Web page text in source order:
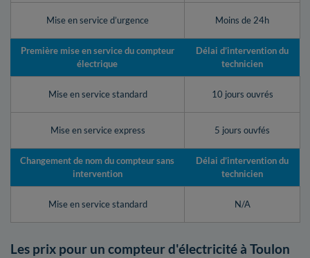
Mise en service d’urgence Moins de 24h
Première mise en service du compteur
électrique
Délai d’intervention du
technicien
Mise en service standard 10 jours ouvrés
Mise en service express 5 jours ouvfés
Changement de nom du compteur sans
intervention
Délai d’intervention du
technicien
Mise en service standard N/A
Les prix pour un compteur d'électricité à Toulon